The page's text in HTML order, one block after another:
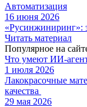
Автоматизация
16 июня 2026
«Русинжиниринг»:
Читать материал
Популярное на
Что умеют ИИ-
1 июля 2026
Лакокрасочные
качества
29 мая 2026